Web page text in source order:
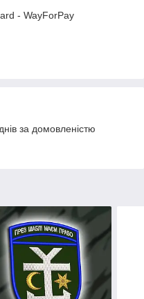
- WayForPay
за домовленістю